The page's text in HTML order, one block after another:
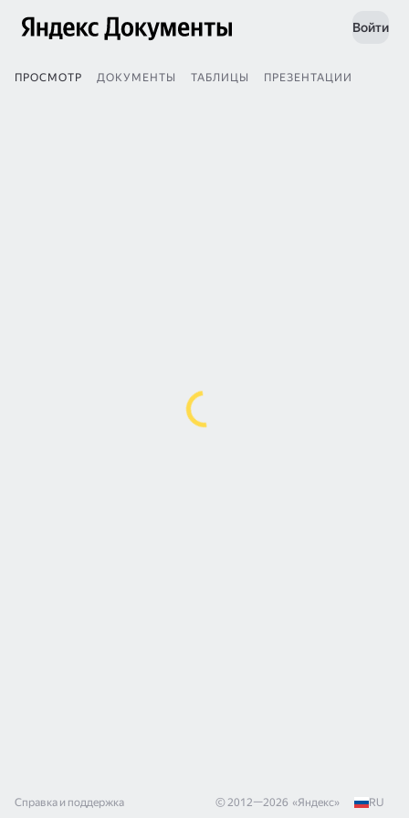
Войти
ПРОСМОТР ДОКУМЕНТЫ ТАБЛИЦЫ ПРЕЗЕНТАЦИИ
Справка и поддержка © 2012—2026 «Яндекс» RU